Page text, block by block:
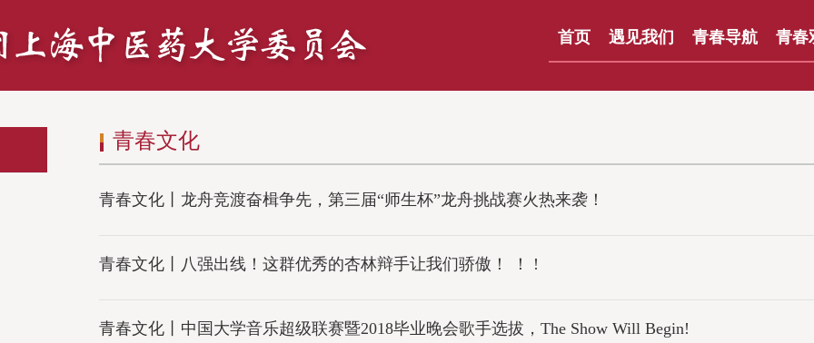
首页 遇见我们 青春导航 青春
青春文化
青春文化丨龙舟竞渡奋楫争先，第三届“师生杯”龙舟挑战赛火热来袭！
青春文化丨八强出线！这群优秀的杏林辩手让我们骄傲！ ！ !
青春文化丨中国大学音乐超级联赛暨2018毕业晚会歌手选拔，The Show Will Begin!